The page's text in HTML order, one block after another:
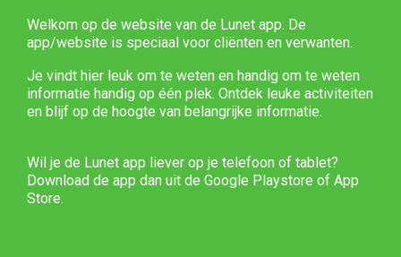
Welkom op de website van de Lunet app. De
app/website is speciaal voor cliënten en verwanten.
Je vindt hier leuk om te weten en handig om te weten
informatie handig op één plek. Ontdek leuke activiteiten
en blijf op de hoogte van belangrijke informatie.
Wil je de Lunet app liever op je telefoon of tablet?
Download de app dan uit de Google Playstore of App
Store.